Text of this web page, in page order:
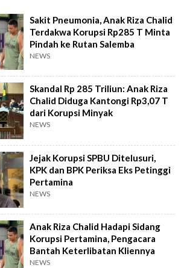
Sakit Pneumonia, Anak Riza Chalid
Terdakwa Korupsi Rp285 T Minta
Pindah ke Rutan Salemba
NEWS
Skandal Rp 285 Triliun: Anak Riza
Chalid Diduga Kantongi Rp3,07 T
dari Korupsi Minyak
NEWS
Jejak Korupsi SPBU Ditelusuri,
KPK dan BPK Periksa Eks Petinggi
Pertamina
NEWS
Anak Riza Chalid Hadapi Sidang
Korupsi Pertamina, Pengacara
Bantah Keterlibatan Kliennya
NEWS